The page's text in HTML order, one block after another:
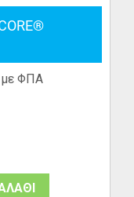
με ΦΠΑ